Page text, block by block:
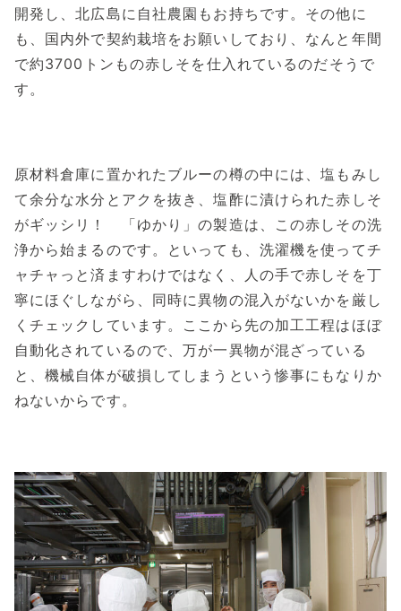
開発し、北広島に自社農園もお持ちです。その他に
も、国内外で契約栽培をお願いしており、なんと年間
で約3700トンもの赤しそを仕入れているのだそうで
す。
原材料倉庫に置かれたブルーの樽の中には、塩もみし
て余分な水分とアクを抜き、塩酢に漬けられた赤しそ
がギッシリ！ 「ゆかり」の製造は、この赤しその洗
浄から始まるのです。といっても、洗濯機を使ってチ
ャチャっと済ますわけではなく、人の手で赤しそを丁
寧にほぐしながら、同時に異物の混入がないかを厳し
くチェックしています。ここから先の加工工程はほぼ
自動化されているので、万が一異物が混ざっている
と、機械自体が破損してしまうという惨事にもなりか
ねないからです。